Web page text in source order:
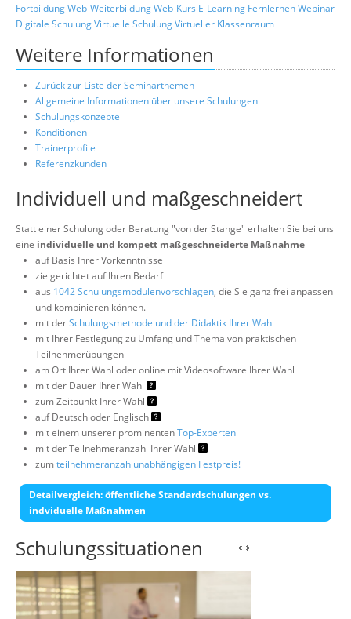
FortbildungWeb-WeiterbildungWeb-Kurs E-Learning FernlernenWebinar
Digitale SchulungVirtuelle SchulungVirtueller Klassenraum
Weitere Informationen
Zurück zur Liste der Seminarthemen
Allgemeine Informationen über unsere Schulungen
Schulungskonzepte
Konditionen
Trainerprofile
Referenzkunden
Individuell und maßgeschneidert
Statt einer Schulung oder Beratung "von der Stange" erhalten Sie bei uns
eine individuelle und kompett maßgeschneiderte Maßnahme
auf Basis Ihrer Vorkenntnisse
zielgerichtet auf Ihren Bedarf
aus 1042 Schulungsmodulenvorschlägen, die Sie ganz frei anpassen
und kombinieren können.
mit derSchulungsmethode und der Didaktik Ihrer Wahl
mit Ihrer Festlegung zu Umfang und Thema von praktischen
Teilnehmerübungen
am Ort Ihrer Wahl oder online mit Videosoftware Ihrer Wahl
mit der Dauer Ihrer Wahl
zum Zeitpunkt Ihrer Wahl
auf Deutsch oder Englisch
mit einem unserer prominentenTop-Experten
mit der Teilnehmeranzahl Ihrer Wahl
zumteilnehmeranzahlunabhängigen Festpreis!
Detailvergleich: öffentliche Standardschulungen vs.
indviduelle Maßnahmen
Schulungssituationen